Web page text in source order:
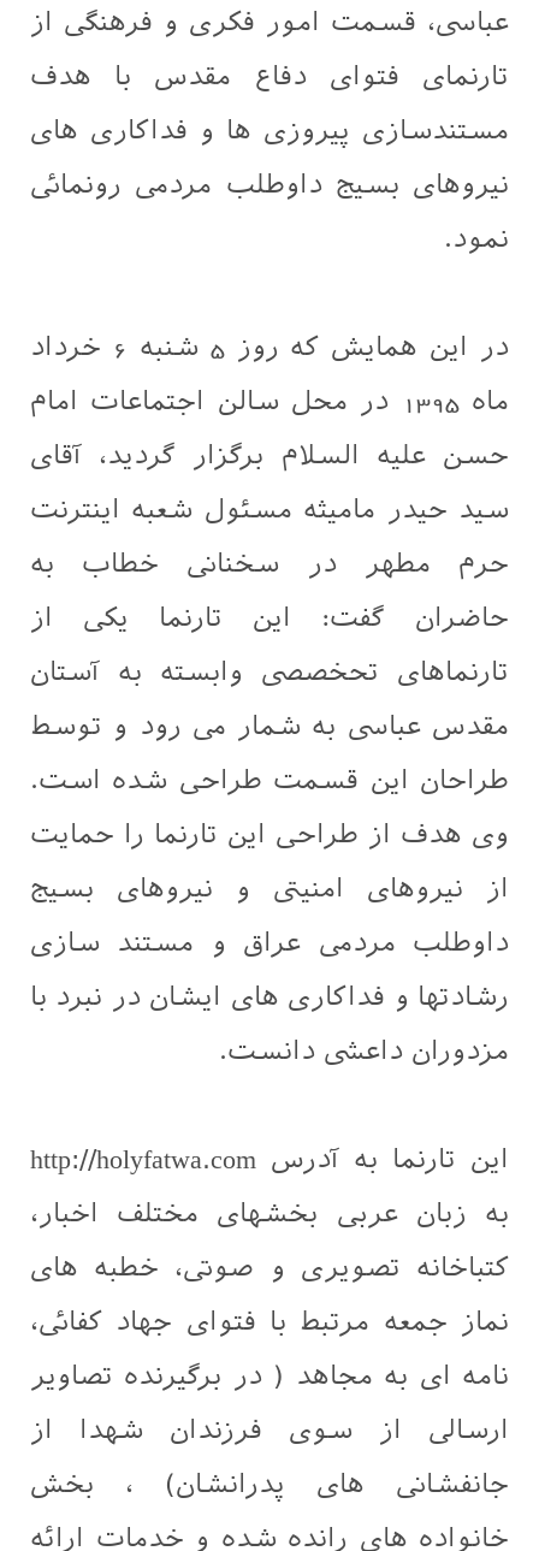
عباسی، قسمت امور فکری و فرهنگی از
تارنمای فتوای دفاع مقدس با هدف
مستندسازی پیروزی ها و فداکاری های
نیروهای بسیج داوطلب مردمی رونمائی
نمود.
در این همایش که روز 5 شنبه 6 خرداد
ماه 1395 در محل سالن اجتماعات امام
حسن علیه السلام برگزار گردید، آقای
سید حیدر مامیثه مسئول شعبه اینترنت
حرم مطهر در سخنانی خطاب به
حاضران گفت: این تارنما یکی از
تارنماهای تحخصصی وابسته به آستان
مقدس عباسی به شمار می رود و توسط
طراحان این قسمت طراحی شده است.
وی هدف از طراحی این تارنما را حمایت
از نیروهای امنیتی و نیروهای بسیج
داوطلب مردمی عراق و مستند سازی
رشادتها و فداکاری های ایشان در نبرد با
مزدوران داعشی دانست.
این تارنما به آدرس http://holyfatwa.com
به زبان عربی بخشهای مختلف اخبار،
کتباخانه تصویری و صوتی، خطبه های
نماز جمعه مرتبط با فتوای جهاد کفائی،
نامه ای به مجاهد ( در برگیرنده تصاویر
ارسالی از سوی فرزندان شهدا از
جانفشانی های پدرانشان) ، بخش
خانواده های رانده شده و خدمات ارائه